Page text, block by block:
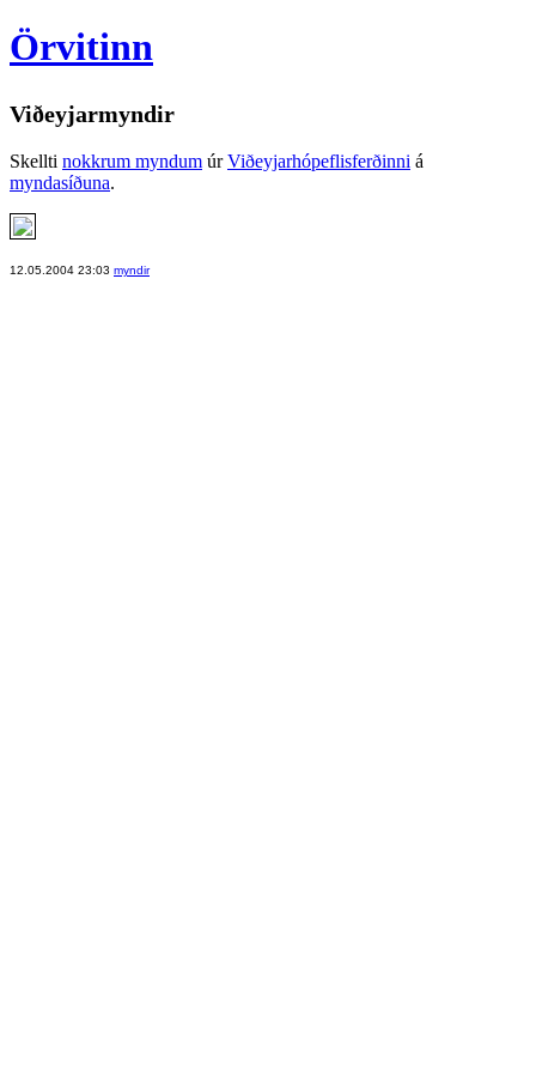
Örvitinn
Viðeyjarmyndir
Skellti nokkrum myndum úrViðeyjarhópeflisferðinni á
myndasíðuna.
12.05.2004 23:03 myndir